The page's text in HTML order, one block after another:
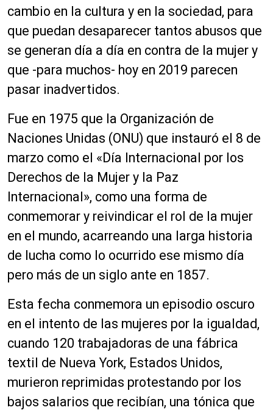
cambio en la cultura y en la sociedad, para
que puedan desaparecer tantos abusos que
se generan día a día en contra de la mujer y
que -para muchos- hoy en 2019 parecen
pasar inadvertidos.
Fue en 1975 que la Organización de
Naciones Unidas (ONU) que instauró el 8 de
marzo como el «Día Internacional por los
Derechos de la Mujer y la Paz
Internacional», como una forma de
conmemorar y reivindicar el rol de la mujer
en el mundo, acarreando una larga historia
de lucha como lo ocurrido ese mismo día
pero más de un siglo ante en 1857.
Esta fecha conmemora un episodio oscuro
en el intento de las mujeres por la igualdad,
cuando 120 trabajadoras de una fábrica
textil de Nueva York, Estados Unidos,
murieron reprimidas protestando por los
bajos salarios que recibían, una tónica que